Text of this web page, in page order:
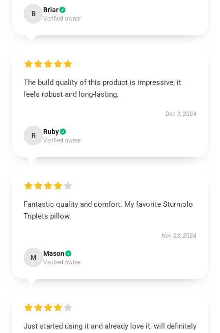
B Briar
Verified owner
The build quality of this product is impressive; it
feels robust and long-lasting.
Dec 3, 2024
R Ruby
Verified owner
Fantastic quality and comfort. My favorite Sturniolo
Triplets pillow.
Nov 28, 2024
M Mason
Verified owner
Just started using it and already love it, will definitely